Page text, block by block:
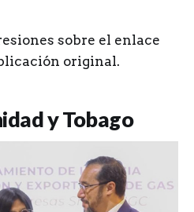
sobre el enlace
original.
y Tobago